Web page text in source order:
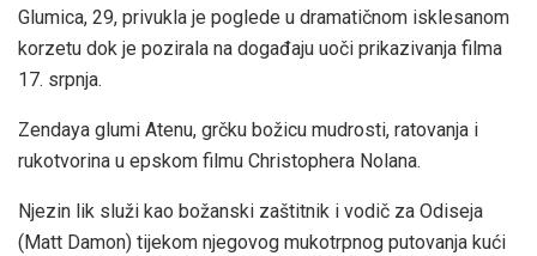
Glumica, 29, privukla je poglede u dramatičnom isklesanom
korzetu dok je pozirala na događaju uoči prikazivanja filma
17. srpnja.
Zendaya glumi Atenu, grčku božicu mudrosti, ratovanja i
rukotvorina u epskom filmu Christophera Nolana.
Njezin lik služi kao božanski zaštitnik i vodič za Odiseja
(Matt Damon) tijekom njegovog mukotrpnog putovanja kući